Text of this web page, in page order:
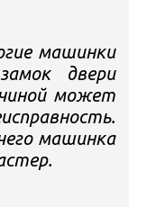
машинки
двери
может
машинка